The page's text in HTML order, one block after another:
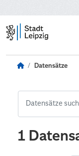
Datensätze
1